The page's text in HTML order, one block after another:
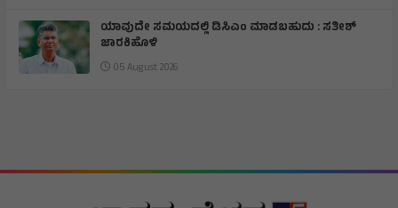
ಯಾವುದೇ ಸಮಯದಲ್ಲಿ ಡಿಸಿಎಂ ಮಾಡಬಹುದು : ಸತೀಶ್
ಜಾರಕಿಹೊಳಿ
05 August 2026